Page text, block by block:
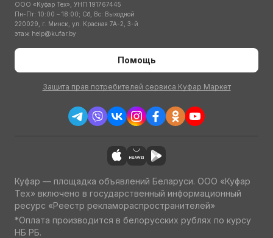
ООО «Куфар Тех», УНП 191767445
Пн-Пт: 10:00 – 18:00; Сб, Вс: Выходной
220029, г. Минск, ул. Красная 7А-2, 3-й
этаж help@kufar.by
Помощь
Защита прав потребителей сервиса Куфар Маркет
Куфар — площадка объявлений Беларуси. ООО «Куфар
Тех» включено в государственный информационный
ресурс «Реестр рекламораспространителей»
*Оплата производится в белорусских рублях по курсу
НБ РБ.